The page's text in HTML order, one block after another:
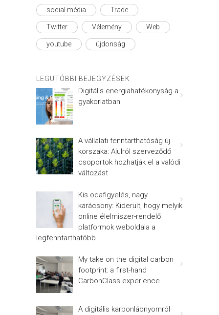
social média Trade
Twitter Vélemény Web
youtube újdonság
LEGUTÓBBI BEJEGYZÉSEK
Digitális energiahatékonyság a
gyakorlatban
A vállalati fenntarthatóság új
korszaka: Alulról szerveződő
csoportok hozhatják el a valódi
változást
Kis odafigyelés, nagy
karácsony: Kiderült, hogy melyik
online élelmiszer-rendelő
platformok weboldala a
legfenntarthatóbb
My take on the digital carbon
footprint: a first-hand
CarbonClass experience
A digitális karbonlábnyomról